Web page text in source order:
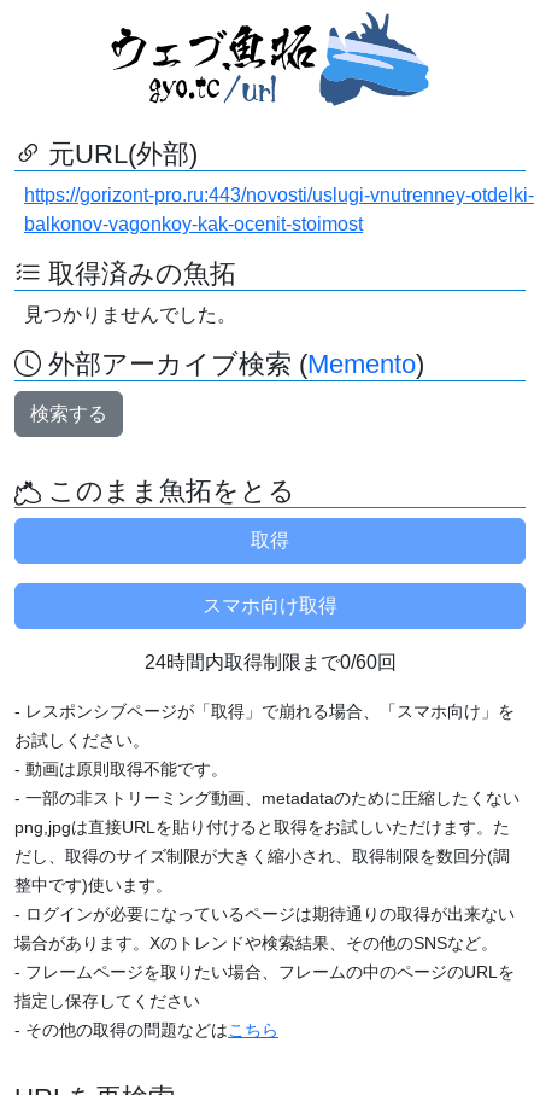
元URL(外部)
https://gorizont-pro.ru:443/novosti/uslugi-vnutrenney-otdelki-
balkonov-vagonkoy-kak-ocenit-stoimost
取得済みの魚拓
見つかりませんでした。
外部アーカイブ検索 (Memento)
検索する
このまま魚拓をとる
24時間内取得制限まで0/60回
- レスポンシブページが「取得」で崩れる場合、「スマホ向け」を
お試しください。
- 動画は原則取得不能です。
- 一部の非ストリーミング動画、metadataのために圧縮したくない
png,jpgは直接URLを貼り付けると取得をお試しいただけます。た
だし、取得のサイズ制限が大きく縮小され、取得制限を数回分(調
整中です)使います。
- ログインが必要になっているページは期待通りの取得が出来ない
場合があります。Xのトレンドや検索結果、その他のSNSなど。
- フレームページを取りたい場合、フレームの中のページのURLを
指定し保存してください
- その他の取得の問題などはこちら